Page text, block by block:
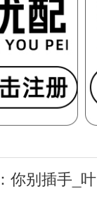
你别插手_叶